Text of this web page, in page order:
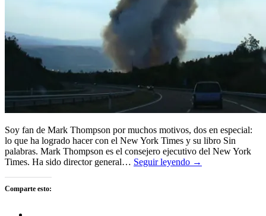
Soy fan de Mark Thompson por muchos motivos, dos en especial:
lo que ha logrado hacer con el New York Times y su libro Sin
palabras. Mark Thompson es el consejero ejecutivo del New York
Times. Ha sido director general… Seguir leyendo →
Comparte esto: